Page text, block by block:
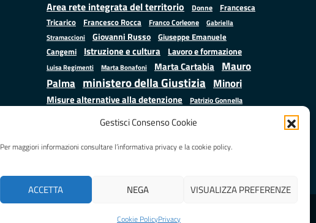
Gestisci Consenso Cookie
Per maggiori informazioni consultare l’informativa privacy e la cookie policy.
ACCETTA NEGA VISUALIZZA PREFERENZE
Cookie PolicyPrivacy
Area rete integrata del territorio
Donne
Francesca
Tricarico
Francesco Rocca Franco Corleone
Gabriella
Stramaccioni
Giovanni Russo Giuseppe Emanuele
Cangemi
Istruzione e cultura Lavoro e formazione
Luisa Regimenti Marta Bonafoni Marta Cartabia Mauro
Palma ministero della Giustizia Minori
Misure alternative alla detenzione Patrizio Gonnella
Samuele Ciambriello
Mattarella Situazione in numeri
Stefano
Realizzato da